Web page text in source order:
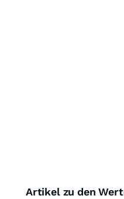
Artikel zu den